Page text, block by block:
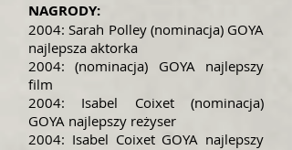
NAGRODY:
2004: Sarah Polley (nominacja) GOYA
najlepsza aktorka
2004: (nominacja) GOYA najlepszy
film
2004: Isabel Coixet (nominacja)
GOYA najlepszy reżyser
2004: Isabel Coixet GOYA najlepszy